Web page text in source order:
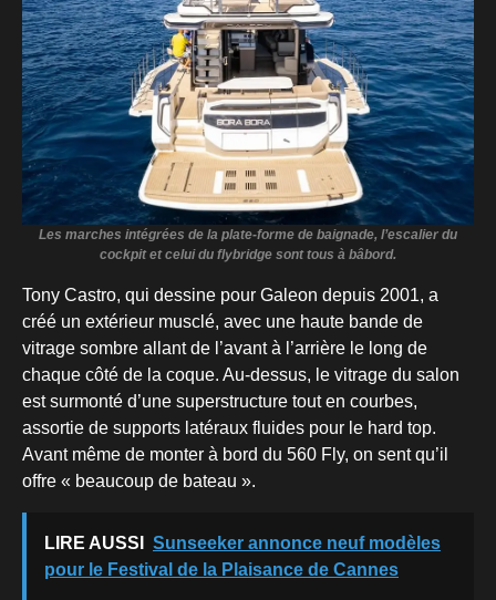
Les marches intégrées de la plate-forme de baignade, l’escalier du
cockpit et celui du flybridge sont tous à bâbord.
Tony Castro, qui dessine pour Galeon depuis 2001, a
créé un extérieur musclé, avec une haute bande de
vitrage sombre allant de l’avant à l’arrière le long de
chaque côté de la coque. Au-dessus, le vitrage du salon
est surmonté d’une superstructure tout en courbes,
assortie de supports latéraux fluides pour le hard top.
Avant même de monter à bord du 560 Fly, on sent qu’il
offre « beaucoup de bateau ».
LIRE AUSSI
Sunseeker annonce neuf modèles
pour le Festival de la Plaisance de Cannes